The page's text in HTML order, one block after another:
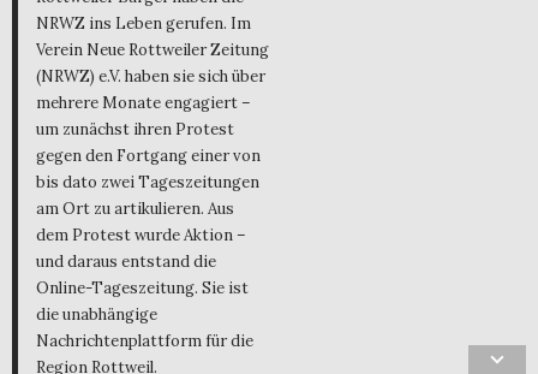
NRWZ ins Leben gerufen. Im
Verein Neue Rottweiler Zeitung
(NRWZ) e.V. haben sie sich über
mehrere Monate engagiert –
um zunächst ihren Protest
gegen den Fortgang einer von
bis dato zwei Tageszeitungen
am Ort zu artikulieren. Aus
dem Protest wurde Aktion –
und daraus entstand die
Online-Tageszeitung. Sie ist
die unabhängige
Nachrichtenplattform für die
Region Rottweil.